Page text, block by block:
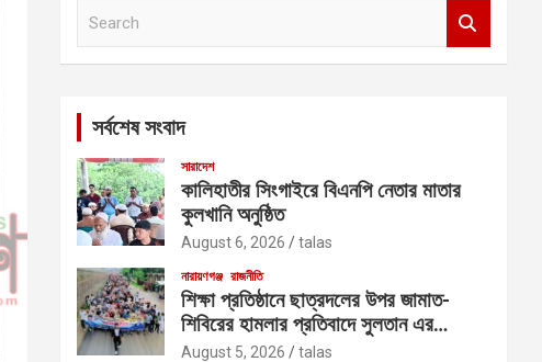
সর্বশেষ সংবাদ
সারাদেশ
কালিহাতীর সিংগাইরে বিএনপি নেতার মাতার
কুলখানি অনুষ্ঠিত
August 6, 2026 talas
নারায়ণগঞ্জ রাজনীতি
শিক্ষা প্রতিষ্ঠানে ছাত্রদলের উপর জামাত-
শিবিরের হামলার প্রতিবাদে সুলতান এর
নেতৃত্বে বিক্ষোভ
August 5, 2026 talas